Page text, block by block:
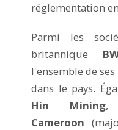
réglementation
Parmi les
britannique
l'ensemble de
dans le pays.
Hin Mining
Cameroon